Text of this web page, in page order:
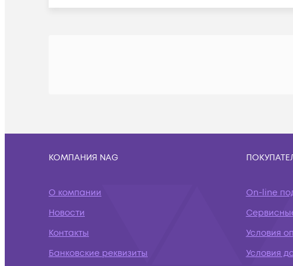
КОМПАНИЯ NAG
О компании
Новости
Контакты
Банковские реквизиты
On-line
Условия
Условия